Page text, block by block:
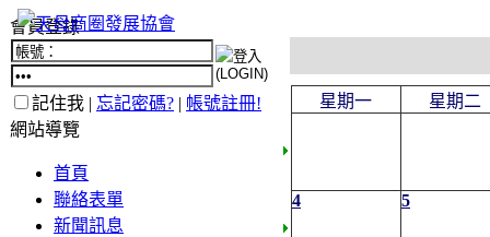
會員登錄
記住我 | 忘記密碼? | 帳號註冊!
網站導覽
首頁
聯絡表單
新聞訊息
星期一 星期二
4 5